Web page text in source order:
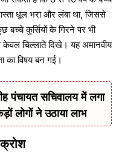
धूल भरा और लंबा था, जिससे
कुर्सियों के गिरने पर भी
चिल्लाते दिखे। यह अमानवीय
का विषय बन गई।
पंचायत सचिवालय में लगा
लोगों ने उठाया लाभ